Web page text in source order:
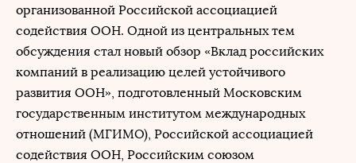
организованной Российской ассоциацией
содействия ООН. Одной из центральных тем
обсуждения стал новый обзор «Вклад российских
компаний в реализацию целей устойчивого
развития ООН», подготовленный Московским
государственным институтом международных
отношений (МГИМО), Российской ассоциацией
содействия ООН, Российским союзом